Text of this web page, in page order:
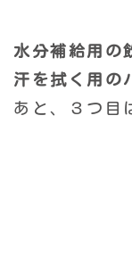
水分補給用の
汗を拭く用の
あと、３つ